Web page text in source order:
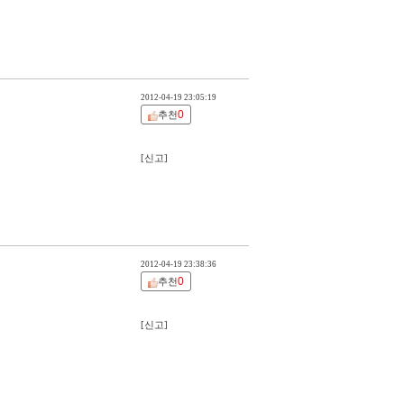
2012-04-19 23:05:19
추천0
[신고]
2012-04-19 23:38:36
추천0
[신고]